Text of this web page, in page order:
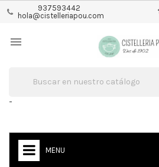
937593442
hola@cistelleriapou.com

-
MENU